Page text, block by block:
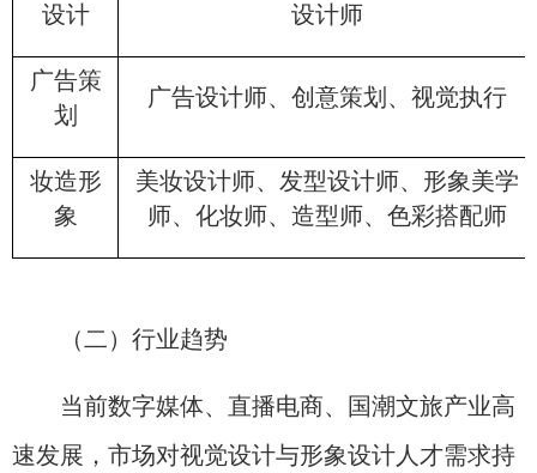
设计
设计师
广告策
划
广告设计师、创意策划、视觉执行
妆造形
象
美妆设计师、发型设计师、形象美学
师、化妆师、造型师、色彩搭配师
（二）行业趋势
当前数字媒体、直播电商、国潮文旅产业高
速发展，市场对视觉设计与形象设计人才需求持